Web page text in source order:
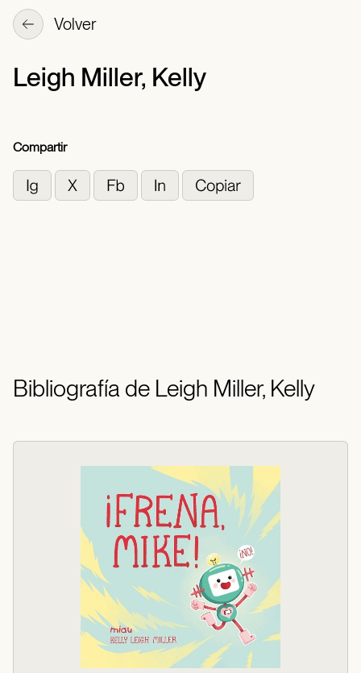
Volver
Leigh Miller, Kelly
Compartir
Bibliografía de Leigh Miller, Kelly